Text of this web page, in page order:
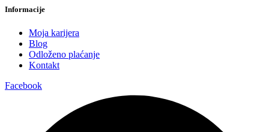
Informacije
Moja karijera
Blog
Odloženo plaćanje
Kontakt
Facebook